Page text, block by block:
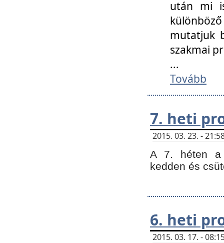
után mi
mutatjuk
szakmai
...
Tovább
7. heti
2015. 03. 23. -
A 7. héten a
kedden és
6. heti
2015. 03. 17. -